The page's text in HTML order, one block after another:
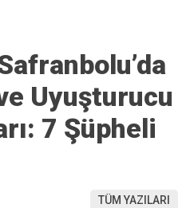
Uyuşturucu
7 Şüpheli
TÜM YAZILARI